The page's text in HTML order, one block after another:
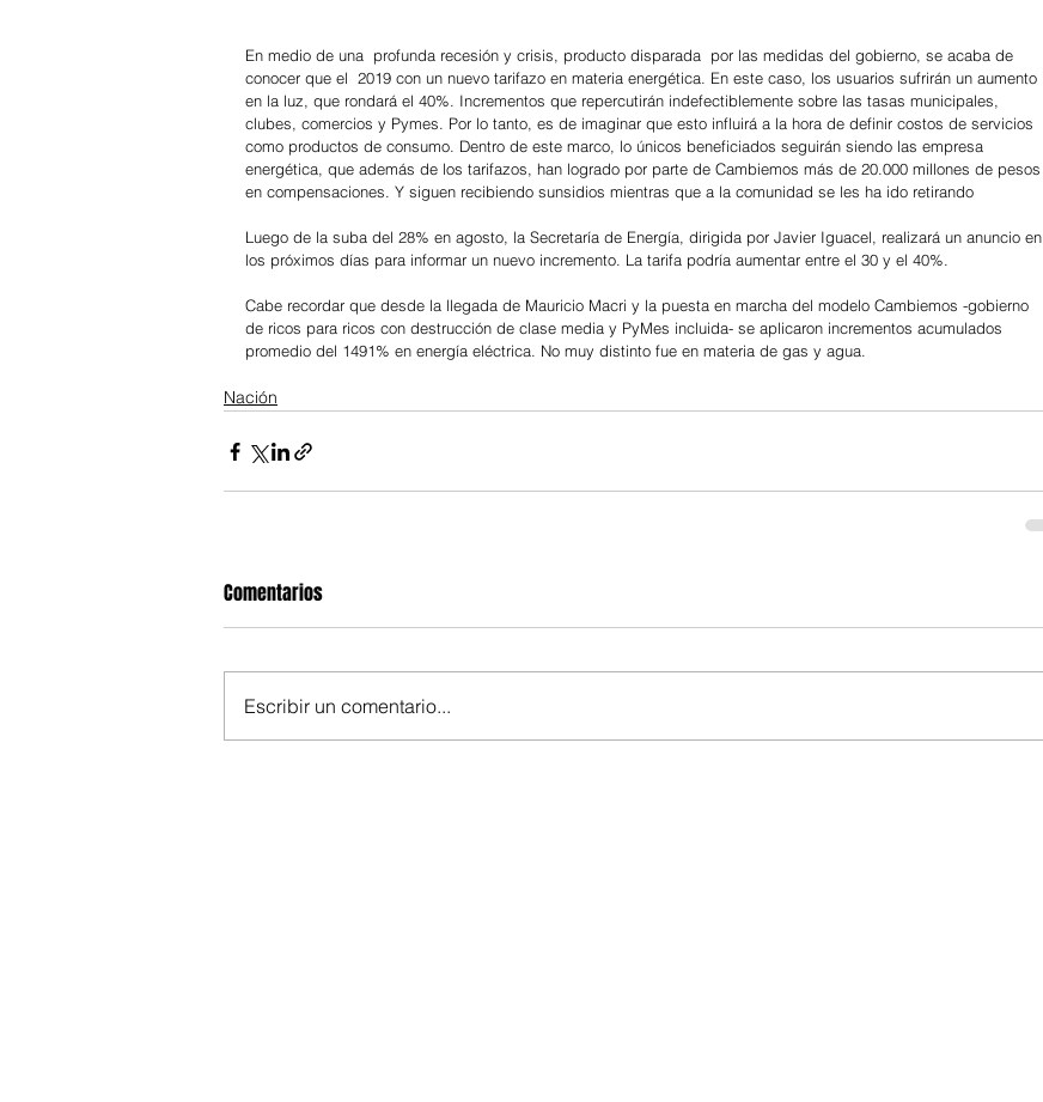
En medio de una  profunda recesión y crisis, producto disparada  por las medidas del gobierno, se acaba de
conocer que el  2019 con un nuevo tarifazo en materia energética. En este caso, los usuarios sufrirán un aumento
en la luz, que rondará el 40%. Incrementos que repercutirán indefectiblemente sobre las tasas municipales,
clubes, comercios y Pymes. Por lo tanto, es de imaginar que esto influirá a la hora de definir costos de servicios
como productos de consumo. Dentro de este marco, lo únicos beneficiados seguirán siendo las empresa
energética, que además de los tarifazos, han logrado por parte de Cambiemos más de 20.000 millones de pesos
en compensaciones. Y siguen recibiendo sunsidios mientras que a la comunidad se les ha ido retirando
Luego de la suba del 28% en agosto, la Secretaría de Energía, dirigida por Javier Iguacel, realizará un anuncio en
los próximos días para informar un nuevo incremento. La tarifa podría aumentar entre el 30 y el 40%.
Cabe recordar que desde la llegada de Mauricio Macri y la puesta en marcha del modelo Cambiemos -gobierno
de ricos para ricos con destrucción de clase media y PyMes incluida- se aplicaron incrementos acumulados
promedio del 1491% en energía eléctrica. No muy distinto fue en materia de gas y agua.
Nación
Comentarios
Escribir un comentario...